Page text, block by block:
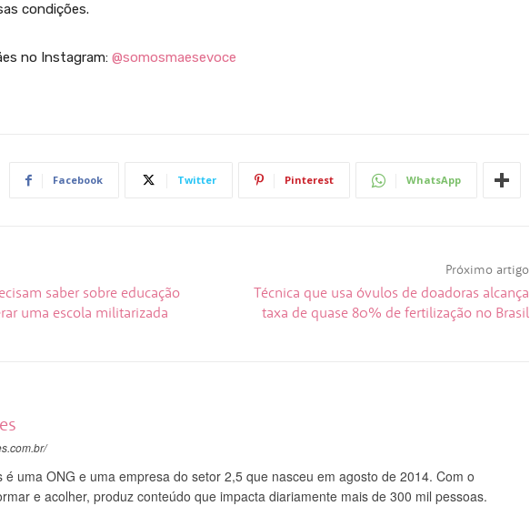
condições.
no Instagram: @somosmaesevoce
Facebook Twitter Pinterest WhatsApp
saber sobre educação
uma escola militarizada
Próximo artigo
Técnica que usa óvulos de doadoras alcança
taxa de quase 80% de fertilização no Brasil
é uma ONG e uma empresa do setor 2,5 que nasceu em agosto de 2014. Com o
e acolher, produz conteúdo que impacta diariamente mais de 300 mil pessoas.